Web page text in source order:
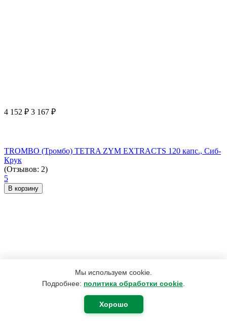
Мы используем cookie.
Подробнее: политика обработки cookie
Хорошо
4 152 ₽ 3 167 ₽
TROMBO (Тромбо) TETRA ZYM EXTRACTS 120 капс., Сиб-
Крук
(Отзывов: 2)
5
В корзину